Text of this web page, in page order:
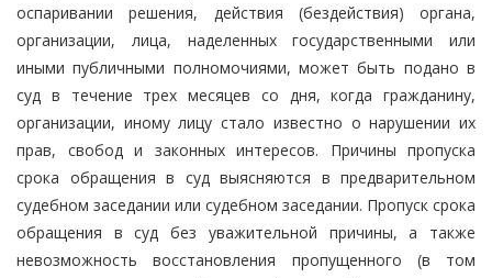
оспаривании решения, действия (бездействия) органа,
организации, лица, наделенных государственными или
иными публичными полномочиями, может быть подано в
суд в течение трех месяцев со дня, когда гражданину,
организации, иному лицу стало известно о нарушении их
прав, свобод и законных интересов. Причины пропуска
срока обращения в суд выясняются в предварительном
судебном заседании или судебном заседании. Пропуск срока
обращения в суд без уважительной причины, а также
невозможность восстановления пропущенного (в том